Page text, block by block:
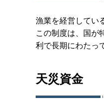
漁業を経営してい
この制度は、国が
利で長期にわたっ
天災資金